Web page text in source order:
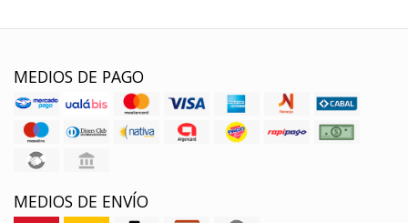
MEDIOS DE PAGO
MEDIOS DE ENVÍO